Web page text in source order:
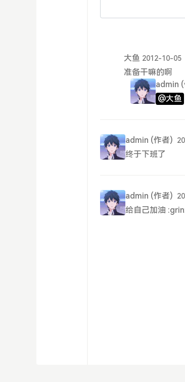
大鱼 2012-10-05
准备干嘛的啊
admin
@大鱼
admin (作者)
终于下班了
admin (作者)
给自己加油